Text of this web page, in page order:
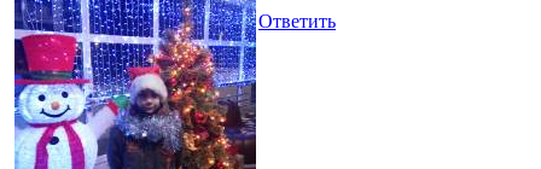
Ответить